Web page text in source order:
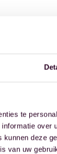
te
deze
van uw